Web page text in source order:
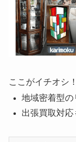
ここがイチオシ！
地域密着型
出張買取対応